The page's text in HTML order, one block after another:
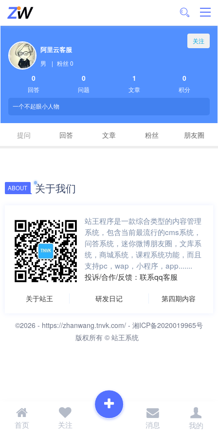
关注
阿里云客服
男 | 粉丝 0
0
回答
0
问题
1
文章
0
积分
一个不起眼小人物
提问 回答 文章 粉丝 朋友圈
ABOUT 关于我们
站王程序是一款综合类型的内容管理
系统，包含当前最流行的cms系统，
问答系统，迷你微博朋友圈，文库系
统，商城系统，课程系统功能，而且
支持pc，wap，小程序，app.......
投诉/合作/反馈：联系qq客服
关于站王 研发日记 第四期内容
©2026 - https://zhanwang.tnvk.com/ - 湘ICP备2020019965号
版权所有 © 站王系统
首页 关注 消息 我的